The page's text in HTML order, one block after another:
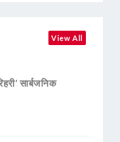
View All
सार्बजनिक